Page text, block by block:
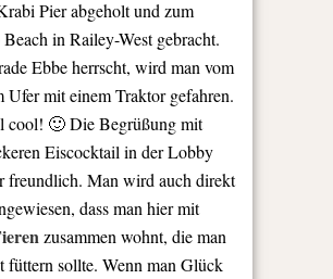
Pier abgeholt und zum
in Railey-West gebracht.
Ebbe herrscht, wird man vom
Ufer mit einem Traktor gefahren.
cool! 🙂 Die Begrüßung mit
Eiscocktail in der Lobby
freundlich. Man wird auch direkt
dass man hier mit
zusammen wohnt, die man
füttern sollte. Wenn man Glück